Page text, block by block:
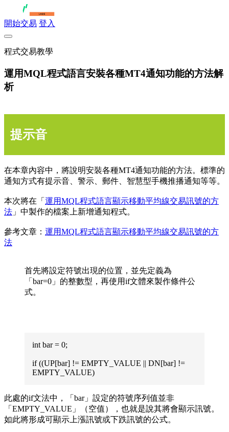
開始交易 登入
程式交易教學
運用MQL程式語言安裝各種MT4通知功能的方法解
析
提示音
在本章內容中，將說明安裝各種MT4通知功能的方法。標準的
通知方式有提示音、警示、郵件、智慧型手機推播通知等等。
本次將在「 運用MQL程式語言顯示移動平均線交易訊號的方
法 」中製作的檔案上新增通知程式。
參考文章： 運用MQL程式語言顯示移動平均線交易訊號的方
法
首先將設定符號出現的位置，並先定義為
「bar=0」的整數型，再使用if文體來製作條件公
式。
int bar = 0;
if ((UP[bar] != EMPTY_VALUE || DN[bar] !=
EMPTY_VALUE)
此處的if文法中，「bar」設定的符號序列值並非
「EMPTY_VALUE」（空值），也就是說其將會顯示訊號。
如此將形成可顯示上漲訊號或下跌訊號的公式。